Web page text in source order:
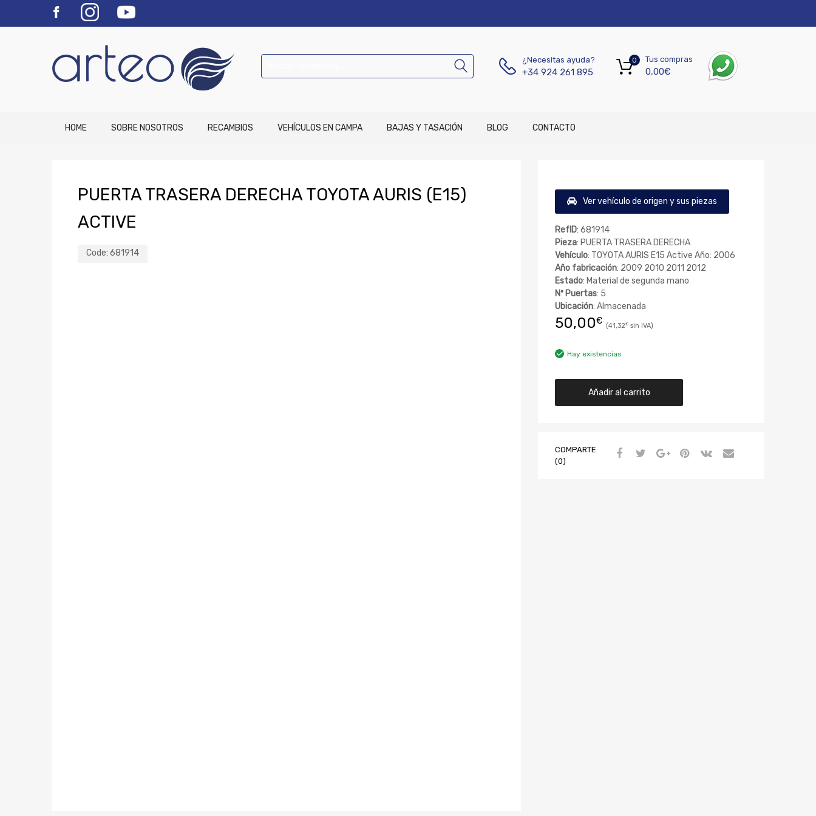
¿Necesitas ayuda?
+34 924 261 895
Tus compras
0,00€
0
HOME SOBRE NOSOTROS RECAMBIOS VEHÍCULOS EN CAMPA BAJAS Y TASACIÓN BLOG CONTACTO
PUERTA TRASERA DERECHA TOYOTA AURIS (E15)
ACTIVE
Code: 681914
Ver vehículo de origen y sus piezas
RefID: 681914
Pieza: PUERTA TRASERA DERECHA
Vehículo: TOYOTA AURIS E15 Active Año: 2006
Año fabricación: 2009 2010 2011 2012
Estado: Material de segunda mano
Nº Puertas: 5
Ubicación: Almacenada
50,00€ 41,32€
Hay existencias
Añadir al carrito
COMPARTE
(0)